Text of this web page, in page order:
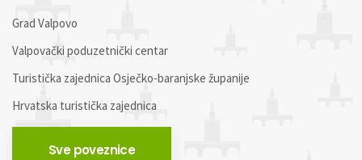
Grad Valpovo
Valpovački poduzetnički centar
Turistička zajednica Osječko-baranjske županije
Hrvatska turistička zajednica
Sve poveznice